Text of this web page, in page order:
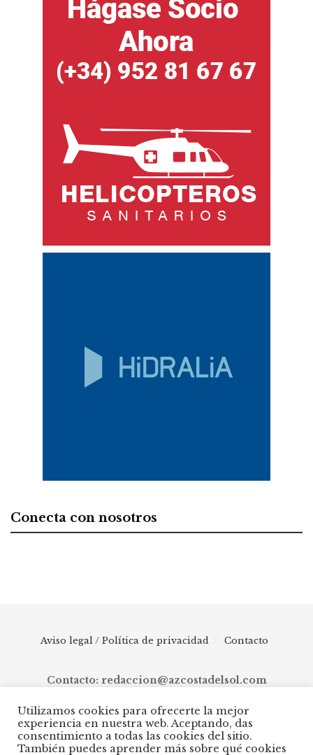
Conecta con nosotros
Aviso legal / Política de privacidad Contacto
Contacto: redaccion@azcostadelsol.com
© 2025 AZ Costa del Sol - Diario digital de Málaga capital hasta
Manilva, pasando por Torremolinos, Benalmádena, Fuengirola,
Utilizamos cookies para ofrecerte la mejor
experiencia en nuestra web. Aceptando, das
consentimiento a todas las cookies del sitio.
También puedes aprender más sobre qué cookies